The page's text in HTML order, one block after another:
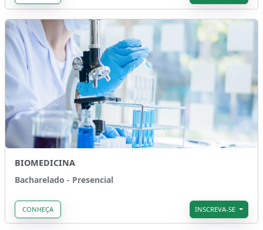
BIOMEDICINA
Bacharelado - Presencial
CONHEÇA INSCREVA-SE